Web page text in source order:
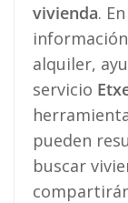
vivienda.
alquiler,
servicio
pueden
buscar